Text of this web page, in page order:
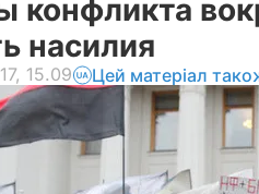
конфликта
насилия
15.09 Цей матеріал